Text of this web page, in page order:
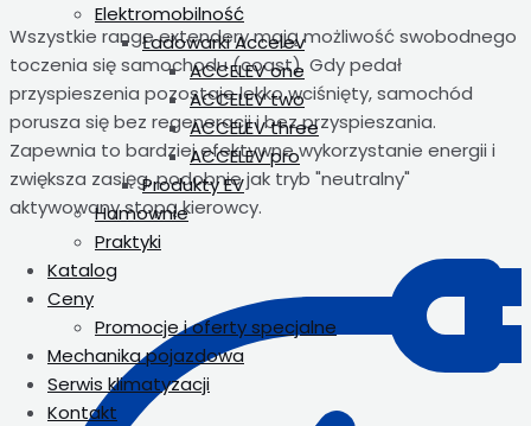
Elektromobilność
Ładowarki Accelev
ACCELEV one
ACCELEV two
ACCELEV three
ACCELEV pro
Produkty EV
Hamownie
Praktyki
Katalog
Ceny
Promocje i oferty specjalne
Mechanika pojazdowa
Serwis klimatyzacji
Kontakt
Wszystkie range extendery mają możliwość swobodnego
toczenia się samochodu (coast). Gdy pedał
przyspieszenia pozostaje lekko wciśnięty, samochód
porusza się bez regeneracji i bez przyspieszania.
Zapewnia to bardziej efektywne wykorzystanie energii i
zwiększa zasięg, podobnie jak tryb "neutralny"
aktywowany stopą kierowcy.